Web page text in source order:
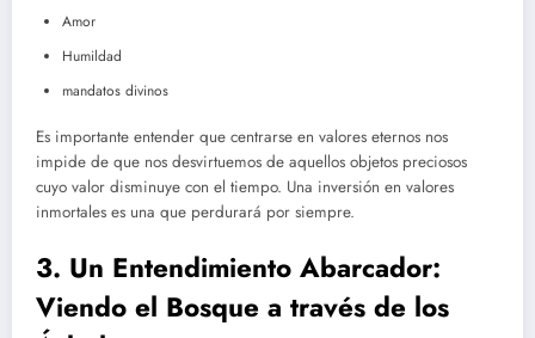
Amor
Humildad
mandatos divinos
Es importante entender que centrarse en valores eternos nos
impide de que nos desvirtuemos de aquellos objetos preciosos
cuyo valor disminuye con el tiempo. Una inversión en valores
inmortales es una que perdurará por siempre.
3. Un Entendimiento Abarcador:
Viendo el Bosque a través de los